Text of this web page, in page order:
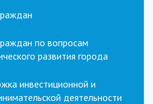
по вопросам
развития города
инвестиционной и
деятельности